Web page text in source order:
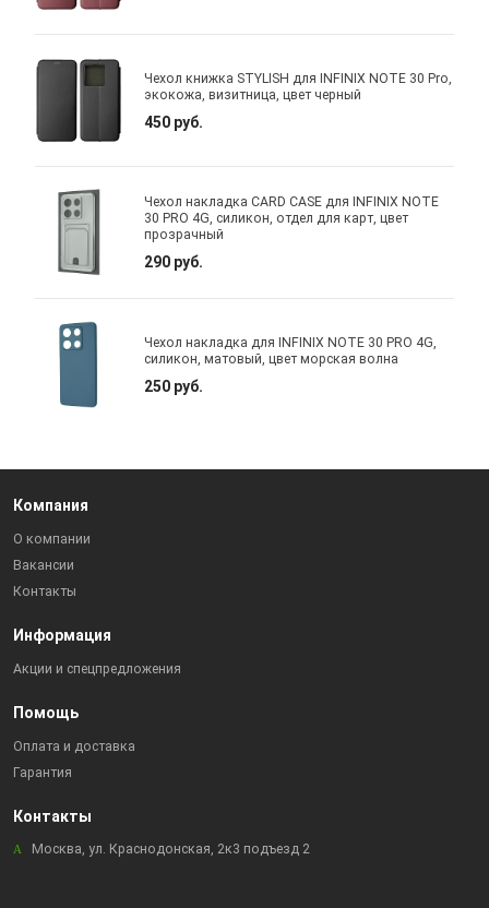
Чехол книжка STYLISH для INFINIX NOTE 30 Pro,
экокожа, визитница, цвет черный
450 руб.
Чехол накладка CARD CASE для INFINIX NOTE
30 PRO 4G, силикон, отдел для карт, цвет
прозрачный
290 руб.
Чехол накладка для INFINIX NOTE 30 PRO 4G,
силикон, матовый, цвет морская волна
250 руб.
Компания
О компании
Вакансии
Контакты
Информация
Акции и спецпредложения
Помощь
Оплата и доставка
Гарантия
Контакты
Москва, ул. Краснодонская, 2к3 подъезд 2